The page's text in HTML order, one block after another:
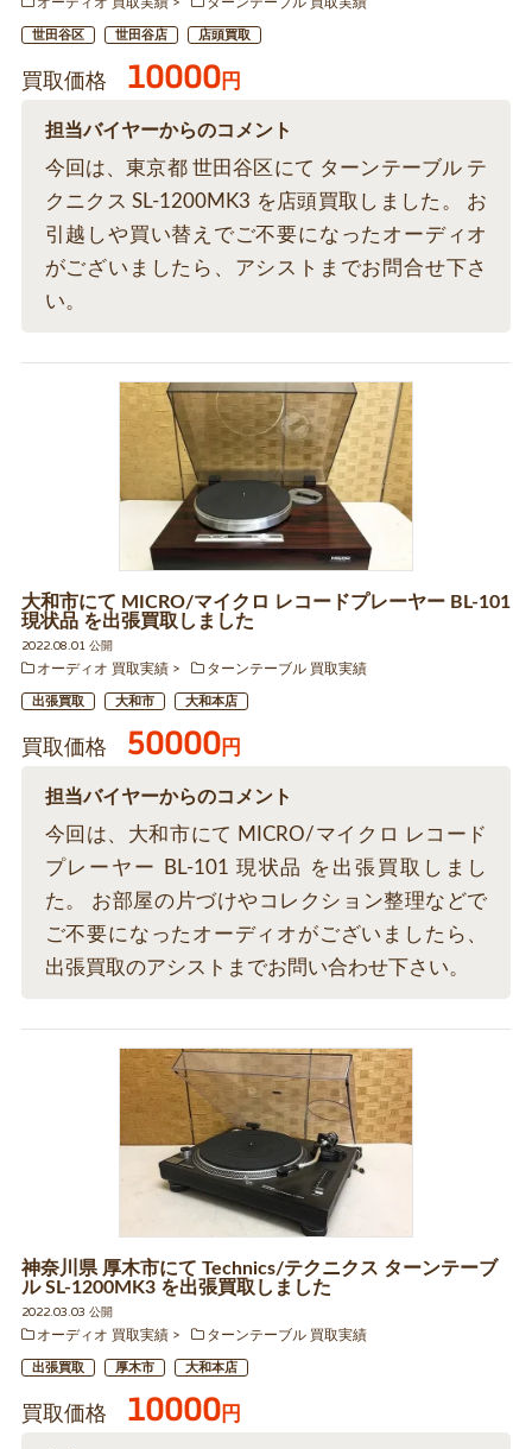
世田谷区 世田谷店 店頭買取
買取価格 10000円
担当バイヤーからのコメント
今回は、東京都 世田谷区にて ターンテーブル テ
クニクス SL-1200MK3 を店頭買取しました。 お
引越しや買い替えでご不要になったオーディオ
がございましたら、アシストまでお問合せ下さ
い。
大和市にて MICRO/マイクロ レコードプレーヤー BL-101
現状品 を出張買取しました
2022.08.01 公開
オーディオ 買取実績
ターンテーブル 買取実績
出張買取 大和市 大和本店
買取価格 50000円
担当バイヤーからのコメント
今回は、大和市にて MICRO/マイクロ レコード
プレーヤー BL-101 現状品 を出張買取しまし
た。 お部屋の片づけやコレクション整理などで
ご不要になったオーディオがございましたら、
出張買取のアシストまでお問い合わせ下さい。
神奈川県 厚木市にて Technics/テクニクス ターンテーブ
ル SL-1200MK3 を出張買取しました
2022.03.03 公開
オーディオ 買取実績
ターンテーブル 買取実績
出張買取 厚木市 大和本店
買取価格 10000円